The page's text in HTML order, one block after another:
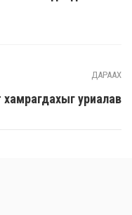
ДАРААХ
хамрагдахыг уриалав